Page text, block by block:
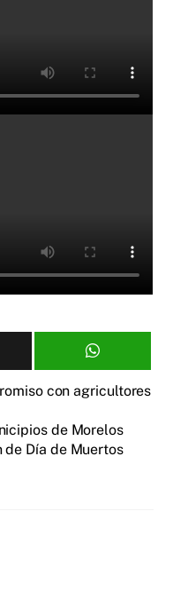
con agricultores
de Morelos
Día de Muertos